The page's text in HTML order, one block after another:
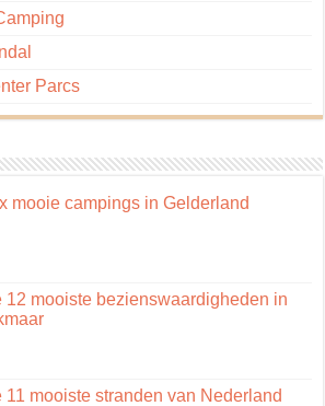
Parcs
mooie campings in Gelderland
12 mooiste bezienswaardigheden in
11 mooiste stranden van Nederland